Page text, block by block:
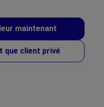
maintenant
que client privé